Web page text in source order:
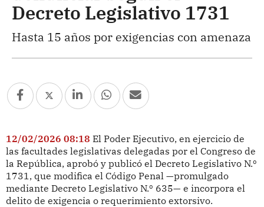
Decreto Legislativo 1731
Hasta 15 años por exigencias con amenaza
12/02/2026 08:18 El Poder Ejecutivo, en ejercicio de
las facultades legislativas delegadas por el Congreso de
la República, aprobó y publicó el Decreto Legislativo N.º
1731, que modifica el Código Penal —promulgado
mediante Decreto Legislativo N.º 635— e incorpora el
delito de exigencia o requerimiento extorsivo.